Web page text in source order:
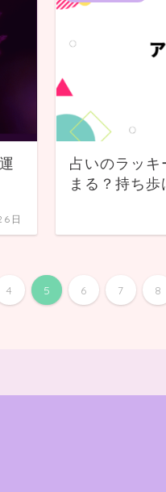
日
占いのラッ
まる？持ち歩
4 5 6 7 8